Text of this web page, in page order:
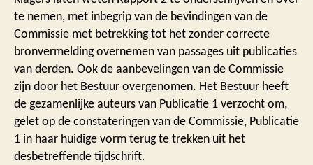
te nemen, met inbegrip van de bevindingen van de
Commissie met betrekking tot het zonder correcte
bronvermelding overnemen van passages uit publicaties
van derden. Ook de aanbevelingen van de Commissie
zijn door het Bestuur overgenomen. Het Bestuur heeft
de gezamenlijke auteurs van Publicatie 1 verzocht om,
gelet op de constateringen van de Commissie, Publicatie
1 in haar huidige vorm terug te trekken uit het
desbetreffende tijdschrift.